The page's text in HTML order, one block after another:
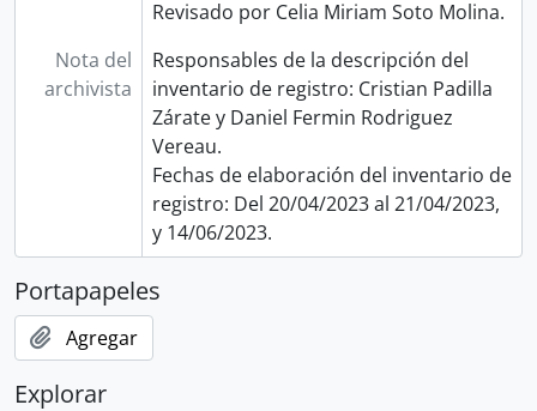
Revisado por Celia Miriam Soto Molina.
Nota del
archivista
Responsables de la descripción del
inventario de registro: Cristian Padilla
Zárate y Daniel Fermin Rodriguez
Vereau.
Fechas de elaboración del inventario de
registro: Del 20/04/2023 al 21/04/2023,
y 14/06/2023.
Portapapeles
Agregar
Explorar